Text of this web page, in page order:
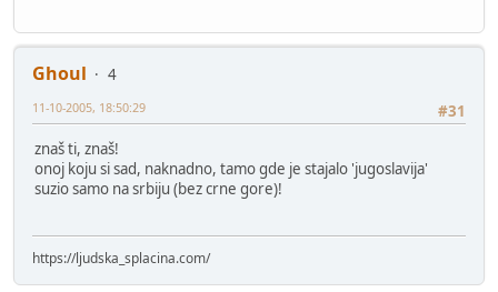
Ghoul
4
#31
11-10-2005, 18:50:29
znaš ti, znaš!
onoj koju si sad, naknadno, tamo gde je stajalo 'jugoslavija'
suzio samo na srbiju (bez crne gore)!
https://ljudska_splacina.com/